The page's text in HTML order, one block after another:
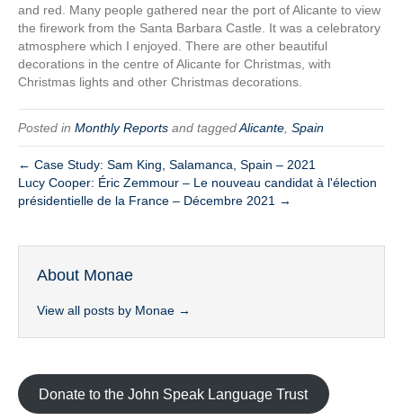
and red. Many people gathered near the port of Alicante to view
the firework from the Santa Barbara Castle. It was a celebratory
atmosphere which I enjoyed. There are other beautiful
decorations in the centre of Alicante for Christmas, with
Christmas lights and other Christmas decorations.
Posted in Monthly Reports and taggedAlicante Spain
← Case Study: Sam King, Salamanca, Spain – 2021
Lucy Cooper: Éric Zemmour – Le nouveau candidat à l'élection
présidentielle de la France – Décembre 2021 →
About Monae
View all posts by Monae →
Donate to the John Speak Language Trust